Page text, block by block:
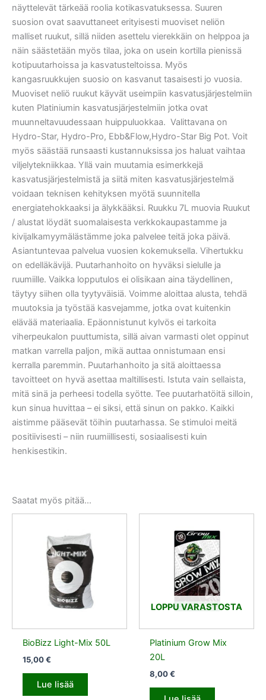
näyttelevät tärkeää roolia kotikasvatuksessa. Suuren
suosion ovat saavuttaneet erityisesti muoviset neliön
malliset ruukut, sillä niiden asettelu vierekkäin on helppoa ja
näin säästetään myös tilaa, joka on usein kortilla pienissä
kotipuutarhoissa ja kasvatusteltoissa. Myös
kangasruukkujen suosio on kasvanut tasaisesti jo vuosia.
Muoviset neliö ruukut käyvät useimpiin kasvatusjärjestelmiin
kuten Platiniumin kasvatusjärjestelmiin jotka ovat
muunneltavuudessaan huippuluokkaa. Valittavana on
Hydro-Star, Hydro-Pro, Ebb&Flow,Hydro-Star Big Pot. Voit
myös säästää runsaasti kustannuksissa jos haluat vaihtaa
viljelytekniikkaa. Yllä vain muutamia esimerkkejä
kasvatusjärjestelmistä ja siitä miten kasvatusjärjestelmä
voidaan teknisen kehityksen myötä suunnitella
energiatehokkaaksi ja älykkääksi. Ruukku 7L muovia Ruukut
/ alustat löydät suomalaisesta verkkokaupastamme ja
kivijalkamyymälästämme joka palvelee teitä joka päivä.
Asiantuntevaa palvelua vuosien kokemuksella. Vihertukku
on edelläkävijä. Puutarhanhoito on hyväksi sielulle ja
ruumiille. Vaikka lopputulos ei olisikaan aina täydellinen,
täytyy siihen olla tyytyväisiä. Voimme aloittaa alusta, tehdä
muutoksia ja työstää kasvejamme, jotka ovat kuitenkin
elävää materiaalia. Epäonnistunut kylvös ei tarkoita
viherpeukalon puuttumista, sillä aivan varmasti olet oppinut
matkan varrella paljon, mikä auttaa onnistumaan ensi
kerralla paremmin. Puutarhanhoito ja sitä aloittaessa
tavoitteet on hyvä asettaa maltillisesti. Istuta vain sellaista,
mitä sinä ja perheesi todella syötte. Tee puutarhatöitä silloin,
kun sinua huvittaa – ei siksi, että sinun on pakko. Kaikki
aistimme pääsevät töihin puutarhassa. Se stimuloi meitä
positiivisesti – niin ruumiillisesti, sosiaalisesti kuin
henkisestikin.
Saatat myös pitää...
BioBizz Light-Mix 50L
15,00€
Lue lisää
LOPPU VARASTOSTA
Platinium Grow Mix
20L
8,00€